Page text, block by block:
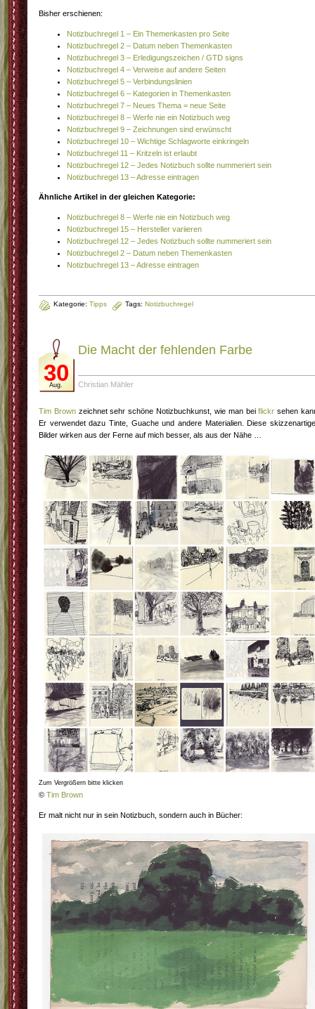
Bisher erschienen:
Notizbuchregel 1 – Ein Themenkasten pro Seite
Notizbuchregel 2 – Datum neben Themenkasten
Notizbuchregel 3 – Erledigungszeichen / GTD signs
Notizbuchregel 4 – Verweise auf andere Seiten
Notizbuchregel 5 – Verbindungslinien
Notizbuchregel 6 – Kategorien in Themenkasten
Notizbuchregel 7 – Neues Thema = neue Seite
Notizbuchregel 8 – Werfe nie ein Notizbuch weg
Notizbuchregel 9 – Zeichnungen sind erwünscht
Notizbuchregel 10 – Wichtige Schlagworte einkringeln
Notizbuchregel 11 – Kritzeln ist erlaubt
Notizbuchregel 12 – Jedes Notizbuch sollte nummeriert sein
Notizbuchregel 13 – Adresse eintragen
Ähnliche Artikel in der gleichen Kategorie:
Notizbuchregel 8 – Werfe nie ein Notizbuch weg
Notizbuchregel 15 – Hersteller variieren
Notizbuchregel 12 – Jedes Notizbuch sollte nummeriert sein
Notizbuchregel 2 – Datum neben Themenkasten
Notizbuchregel 13 – Adresse eintragen
Kategorie: Tipps Tags: Notizbuchregel
30
Aug.
Die Macht der fehlenden Farbe
Christian Mähler
Tim Brownzeichnet sehr schöne Notizbuchkunst, wie man beiflickr sehen
Er verwendet dazu Tinte, Guache und andere Materialien. Diese
Bilder wirken aus der Ferne auf mich besser, als aus der Nähe …
Zum Vergrößern bitte klicken
© Tim Brown
Er malt nicht nur in sein Notizbuch, sondern auch in Bücher: